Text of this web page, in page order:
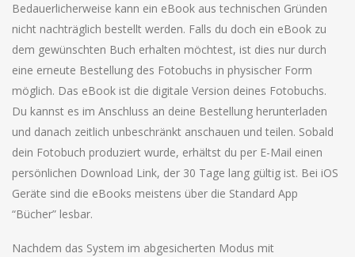
Bedauerlicherweise kann ein eBook aus technischen Gründen
nicht nachträglich bestellt werden. Falls du doch ein eBook zu
dem gewünschten Buch erhalten möchtest, ist dies nur durch
eine erneute Bestellung des Fotobuchs in physischer Form
möglich. Das eBook ist die digitale Version deines Fotobuchs.
Du kannst es im Anschluss an deine Bestellung herunterladen
und danach zeitlich unbeschränkt anschauen und teilen. Sobald
dein Fotobuch produziert wurde, erhältst du per E-Mail einen
persönlichen Download Link, der 30 Tage lang gültig ist. Bei iOS
Geräte sind die eBooks meistens über die Standard App
“Bücher” lesbar.
Nachdem das System im abgesicherten Modus mit